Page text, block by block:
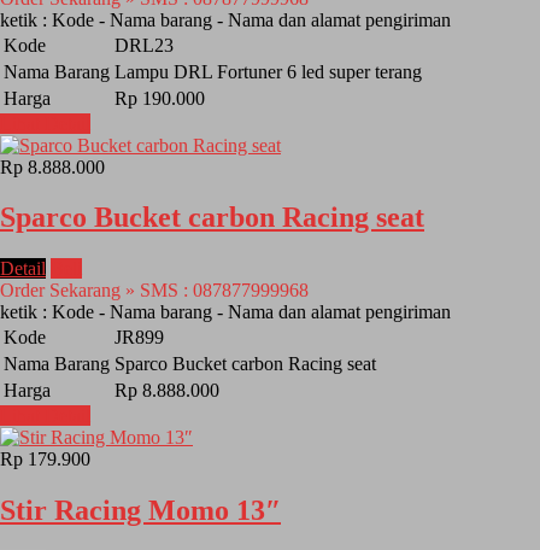
ketik : Kode - Nama barang - Nama dan alamat pengiriman
Kode
DRL23
Nama Barang Lampu DRL Fortuner 6 led super terang
Harga
Rp 190.000
Rp 8.888.000
Sparco Bucket carbon Racing seat
Detail
Order Sekarang » SMS : 087877999968
ketik : Kode - Nama barang - Nama dan alamat pengiriman
Kode
JR899
Nama Barang Sparco Bucket carbon Racing seat
Harga
Rp 8.888.000
Rp 179.900
Stir Racing Momo 13″